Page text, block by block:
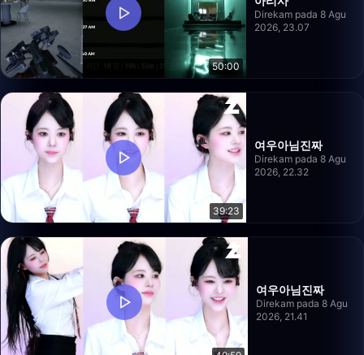
50:00
Direkam pada 8 Agu
2026, 23.07
39:23
여우아님진짜
Direkam pada 8 Agu
2026, 22.32
여우아님진짜
Direkam pada 8 Agu
2026, 21.41